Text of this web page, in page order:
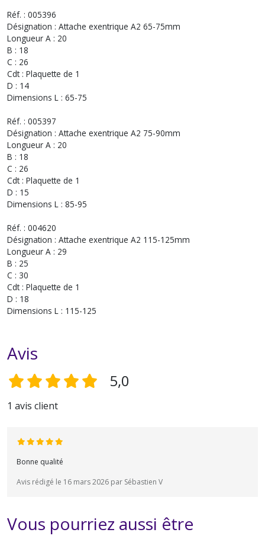
Réf. : 005396
Désignation : Attache exentrique A2 65-75mm
Longueur A : 20
B : 18
C : 26
Cdt : Plaquette de 1
D : 14
Dimensions L : 65-75
Réf. : 005397
Désignation : Attache exentrique A2 75-90mm
Longueur A : 20
B : 18
C : 26
Cdt : Plaquette de 1
D : 15
Dimensions L : 85-95
Réf. : 004620
Désignation : Attache exentrique A2 115-125mm
Longueur A : 29
B : 25
C : 30
Cdt : Plaquette de 1
D : 18
Dimensions L : 115-125
Avis
5,0
1 avis client
Bonne qualité
Avis rédigé le 16 mars 2026 par Sébastien V
Vous pourriez aussi être